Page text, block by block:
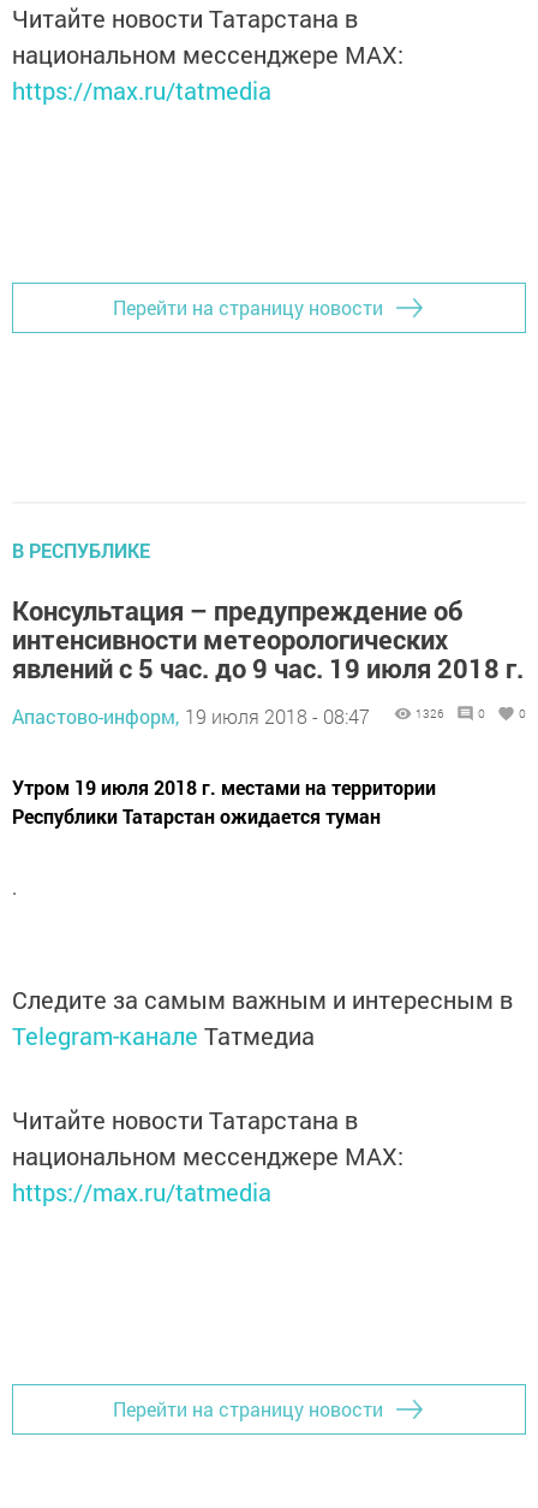
Читайте новости Татарстана в
национальном мессенджере MАХ:
https://max.ru/tatmedia
Перейти на страницу новости
В РЕСПУБЛИКЕ
Консультация – предупреждение об
интенсивности метеорологических
явлений с 5 час. до 9 час. 19 июля 2018 г.
Апастово-информ, 19 июля 2018 - 08:47 1326 0 0
Утром 19 июля 2018 г. местами на территории
Республики Татарстан ожидается туман
.
Следите за самым важным и интересным в
Telegram-канале Татмедиа
Читайте новости Татарстана в
национальном мессенджере MАХ:
https://max.ru/tatmedia
Перейти на страницу новости